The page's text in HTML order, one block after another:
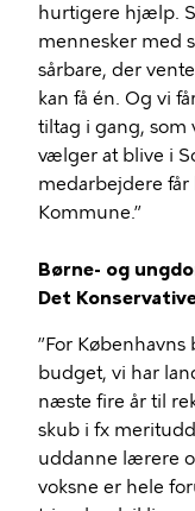
hurtigere hjælp.
mennesker med
sårbare, der
kan få én. Og vi
tiltag i gang, som
vælger at blive i
medarbejdere får
Kommune.”
Børne- og
Det
”For
budget, vi har
næste fire år til
skub i fx
uddanne lærere
voksne er hele